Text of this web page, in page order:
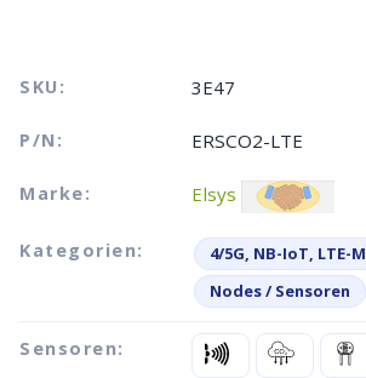
SKU: 3E47
P/N: ERSCO2-LTE
Marke: Elsys
Kategorien: 4/5G, NB-IoT, LTE-M
Nodes / Sensoren
Sensoren: